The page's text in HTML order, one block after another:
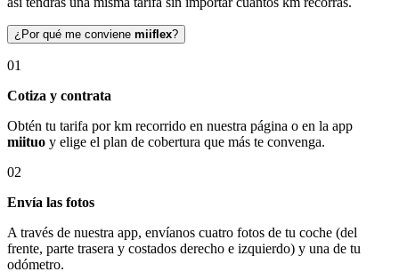
¿Por qué me conviene miiflex?
01
Cotiza y contrata
Obtén tu tarifa por km recorrido en nuestra página o en la app
miituo y elige el plan de cobertura que más te convenga.
02
Envía las fotos
A través de nuestra app, envíanos cuatro fotos de tu coche (del
frente, parte trasera y costados derecho e izquierdo) y una de tu
odómetro.